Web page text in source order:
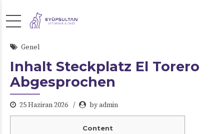
Genel
Inhalt Steckplatz El Torero
Abgesprochen
25 Haziran 2026 by admin
Content